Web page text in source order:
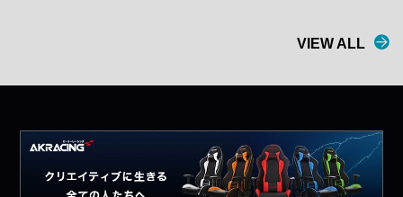
VIEW ALL